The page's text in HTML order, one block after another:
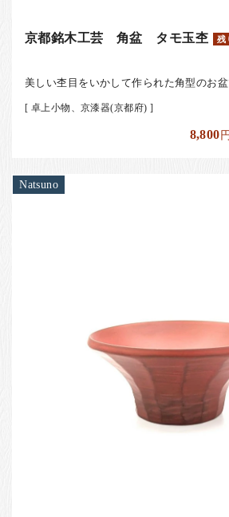
京都銘木工芸 角盆 タモ玉杢 残
美しい杢目をいかして作られた角型のお盆
[ 卓上小物、京漆器(京都府) ]
8,800円
Natsuno